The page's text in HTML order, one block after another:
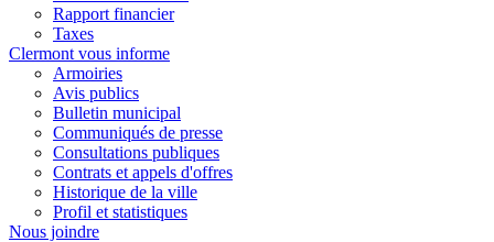
Rapport financier
Taxes
Clermont vous informe
Armoiries
Avis publics
Bulletin municipal
Communiqués de presse
Consultations publiques
Contrats et appels d'offres
Historique de la ville
Profil et statistiques
Nous joindre